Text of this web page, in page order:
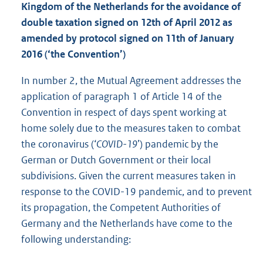
Kingdom of the Netherlands for the avoidance of
double taxation signed on 12th of April 2012 as
amended by protocol signed on 11th of January
2016 (‘the Convention’)
In number 2, the Mutual Agreement addresses the
application of paragraph 1 of Article 14 of the
Convention in respect of days spent working at
home solely due to the measures taken to combat
the coronavirus (‘COVID-19’) pandemic by the
German or Dutch Government or their local
subdivisions. Given the current measures taken in
response to the COVID-19 pandemic, and to prevent
its propagation, the Competent Authorities of
Germany and the Netherlands have come to the
following understanding: